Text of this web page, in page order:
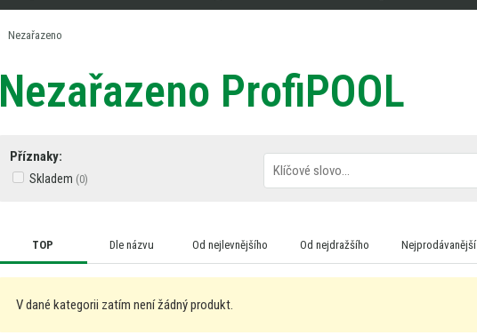
Nezařazeno
Nezařazeno ProfiPOOL
Příznaky:
Skladem
TOP Dle názvu Od nejlevnějšího Od nejdražšího Nejprodávanější
V dané kategorii zatím není žádný produkt.